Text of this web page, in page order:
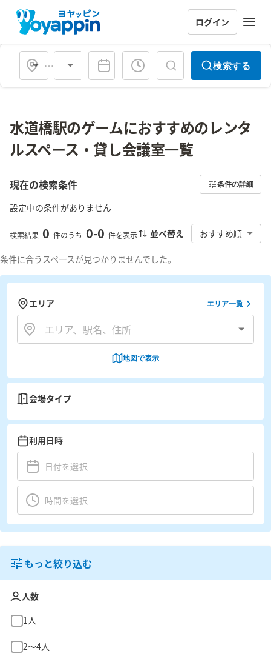
ログイン
会場タイプ 検索する
水道橋駅のゲームにおすすめのレンタ
ルスペース・貸し会議室一覧
現在の検索条件 条件の詳細
設定中の条件がありません
検索結果 0 件のうち 0-0 件を表示 並べ替え おすすめ順
条件に合うスペースが見つかりませんでした。
エリア エリア一覧
地図で表示
会場タイプ
利用日時
もっと絞り込む
人数
1人
2〜4人